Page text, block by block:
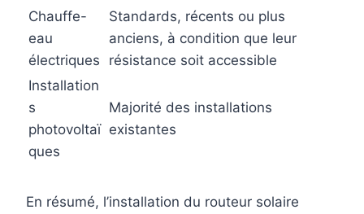
Chauffe-
eau
électriques
Standards, récents ou plus
anciens, à condition que leur
résistance soit accessible
Installation
s
photovoltaï
ques
Majorité des installations
existantes
En résumé, l’installation du routeur solaire